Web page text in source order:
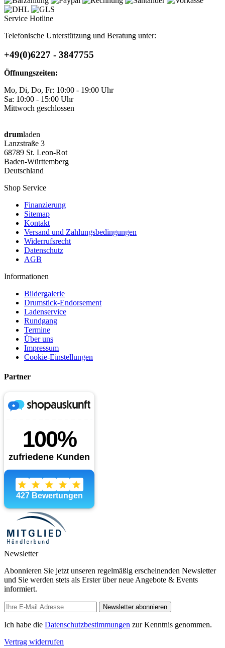
Service Hotline
Telefonische Unterstützung und Beratung unter:
+49(0)6227 - 3847755
Öffnungszeiten:
Mo, Di, Do, Fr: 10:00 - 19:00 Uhr
Sa: 10:00 - 15:00 Uhr
Mittwoch geschlossen
drumladen
Lanzstraße 3
68789 St. Leon-Rot
Baden-Württemberg
Deutschland
Shop Service
Finanzierung
Sitemap
Kontakt
Versand und Zahlungsbedingungen
Widerrufsrecht
Datenschutz
AGB
Informationen
Bildergalerie
Drumstick-Endorsement
Ladenservice
Rundgang
Termine
Über uns
Impressum
Cookie-Einstellungen
Partner
Newsletter
Abonnieren Sie jetzt unseren regelmäßig erscheinenden Newsletter
und Sie werden stets als Erster über neue Angebote & Events
informiert.
Newsletter abonnieren
Ich habe die Datenschutzbestimmungen zur Kenntnis genommen.
Vertrag widerrufen